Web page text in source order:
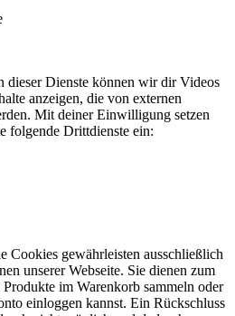
dieser Dienste können wir dir Videos
anzeigen, die von externen
Mit deiner Einwilligung setzen
folgende Drittdienste ein:
Cookies gewährleisten ausschließlich
unserer Webseite. Sie dienen zum
im Warenkorb sammeln oder
einloggen kannst. Ein Rückschluss